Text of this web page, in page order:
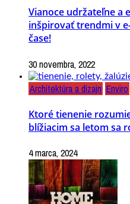
Vianoce udržateľne a
inšpirovať trendmi v
čase!
30 novembra, 2022
Architektúra a dizajn Enviro
Ktoré tienenie
blížiacim sa letom sa
4 marca, 2024